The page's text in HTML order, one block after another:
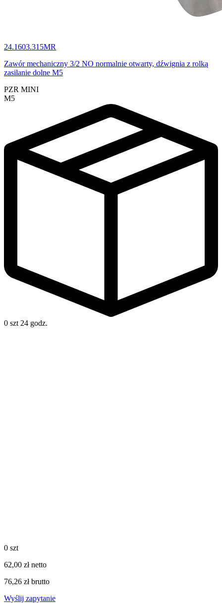
24.1603.315MR
Zawór mechaniczny 3/2 NO normalnie otwarty, dźwignia z rolką
zasilanie dolne M5
PZR MINI
M5
0 szt 24 godz.
0 szt
62,00 zł netto
76,26 zł brutto
Wyślij zapytanie